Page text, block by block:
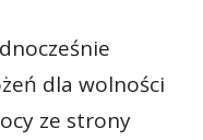
dla wolności
ze strony